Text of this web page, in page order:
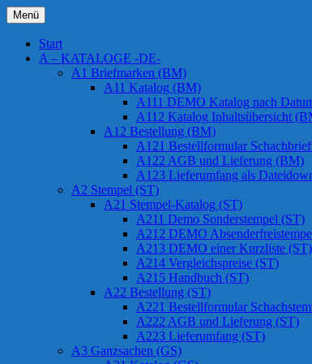
Zum
Inhalt
springen
Chessstamps
Menü
Start
A – KATALOGE -DE-
A1 Briefmarken (BM)
A11 Katalog (BM)
A111 DEMO Katalog nach
A112 Katalog Inhaltsübersicht
A12 Bestellung (BM)
A121 Bestellformular
A122 AGB und Lieferung (BM)
A123 Lieferumfang als
A2 Stempel (ST)
A21 Stempel-Katalog (ST)
A211 Demo Sonderstempel (ST)
A212 DEMO
A213 DEMO einer Kurzliste (ST)
A214 Vergleichspreise (ST)
A215 Handbuch (ST)
A22 Bestellung (ST)
A221 Bestellformular
A222 AGB und Lieferung (ST)
A223 Lieferumfang (ST)
A3 Ganzsachen (GS)